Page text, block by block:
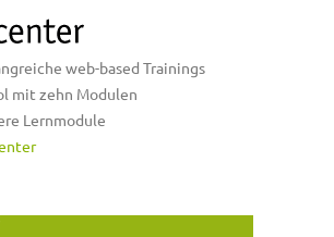
web-based Trainings
mit zehn Modulen
Lernmodule